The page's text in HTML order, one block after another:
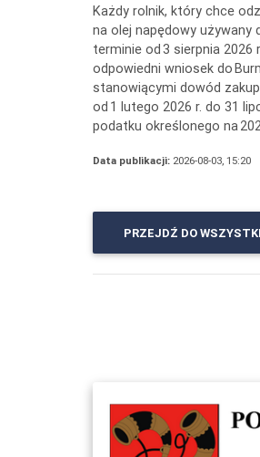
Każdy rolnik, który chce
na olej napędowy używany
terminie od 3 sierpnia 2026
odpowiedni wniosek do
stanowiącymi dowód
od 1 lutego 2026 r. do 31
podatku określonego na
Data publikacji: 2026-08-03, 15:20
PRZEJDŹ DO